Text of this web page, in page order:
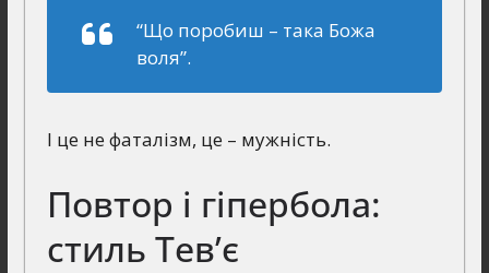
“Що поробиш – така Божа
воля”.
І це не фаталізм, це – мужність.
Повтор і гіпербола:
стиль Тев’є